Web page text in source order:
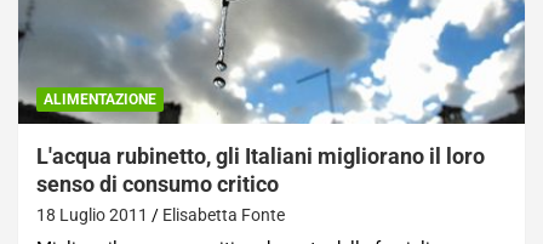
ALIMENTAZIONE
L'acqua rubinetto, gli Italiani migliorano il loro
senso di consumo critico
18 Luglio 2011 Elisabetta Fonte